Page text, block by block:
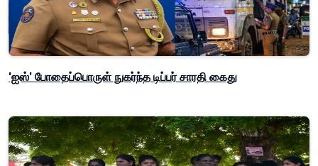
'ஐஸ்' போதைப்பொருள் நுகர்ந்த டிப்பர் சாரதி கைது